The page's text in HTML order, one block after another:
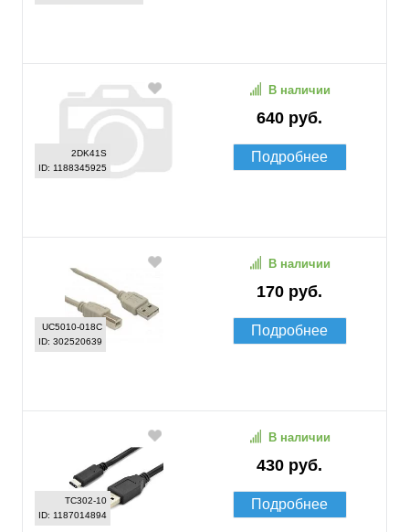
2DK41S
ID: 1188345925
640 руб.
В наличии
Подробнее
UC5010-018C
ID: 302520639
170 руб.
В наличии
Подробнее
TC302-10
ID: 1187014894
430 руб.
В наличии
Подробнее